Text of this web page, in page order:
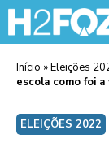
Início »Eleições
escola como foi
ELEIÇÕES 2022